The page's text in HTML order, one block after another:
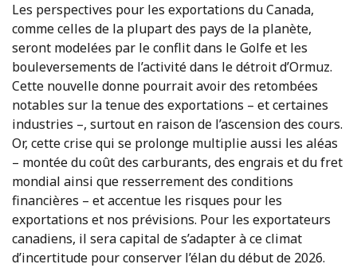
Les perspectives pour les exportations du Canada,
comme celles de la plupart des pays de la planète,
seront modelées par le conflit dans le Golfe et les
bouleversements de l’activité dans le détroit d’Ormuz.
Cette nouvelle donne pourrait avoir des retombées
notables sur la tenue des exportations – et certaines
industries –, surtout en raison de l’ascension des cours.
Or, cette crise qui se prolonge multiplie aussi les aléas
– montée du coût des carburants, des engrais et du fret
mondial ainsi que resserrement des conditions
financières – et accentue les risques pour les
exportations et nos prévisions. Pour les exportateurs
canadiens, il sera capital de s’adapter à ce climat
d’incertitude pour conserver l’élan du début de 2026.